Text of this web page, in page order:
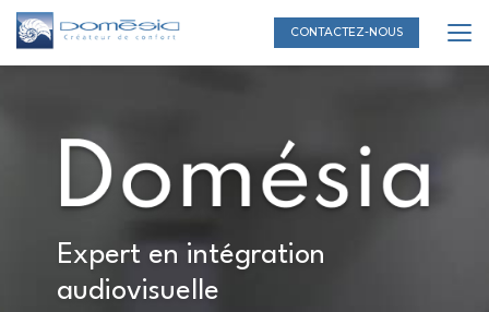
Aller
au
contenu
principal
CONTACTEZ-NOUS
Expert en intégration
audiovisuelle